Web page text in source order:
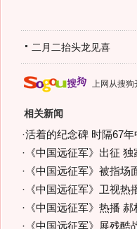
二月二抬头龙见喜
上网从搜狗
相关新闻
·活着的纪念碑 时隔67
· 《中国远征军》出征
· 《中国远征军》被指
· 《中国远征军》卫视
· 《中国远征军》热播
· 《中国远征军》展残酷